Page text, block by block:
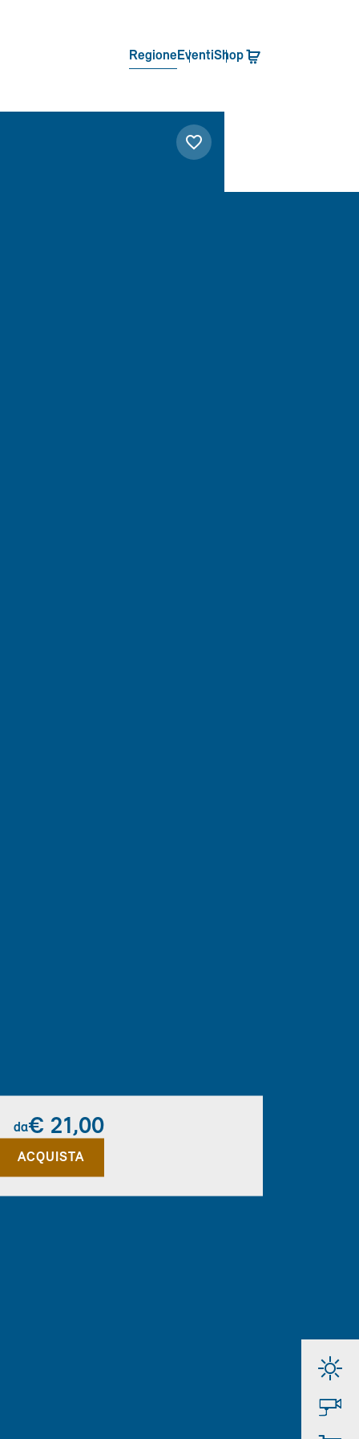
Regione EventiShop
da€ 21,00
ACQUISTA